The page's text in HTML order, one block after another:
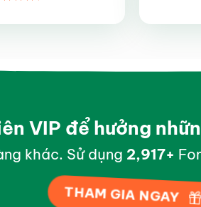
4.35
VIP để hưởng
khác. Sử dụng 2,997+
THAM GIA NGAY